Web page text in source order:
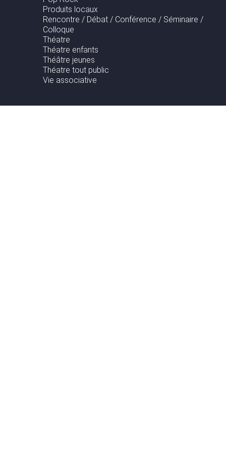
Produits locaux
Rencontre / Débat / Conférence / Séminaire /
Colloque
Théatre
Théatre enfants
Théâtre jeunes
Théatre tout public
Vie associative